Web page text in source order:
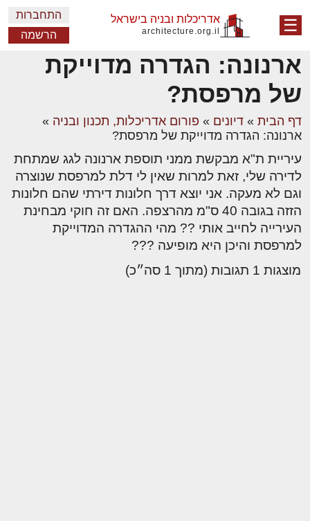
☰ אדריכלות ובניה בישראל
architecture.org.il
התחברות
הרשמה
ארנונה: הגדרה מדוייקת
של מרפסת?
דף הבית » דיונים » פורום אדריכלות, תכנון ובניה »
ארנונה: הגדרה מדוייקת של מרפסת?
עיריית ת"א מבקשת ממני תוספת ארנונה לגג שמתחת
לדירה שלי, זאת למרות שאין לי דלת למרפסת שנוצרה
וגם לא מעקה. אני יוצא דרך חלונות דירתי שהם חלונות
הזזה בגובה 40 ס"מ מהרצפה. האם זה חוקי מבחינת
העירייה לחייב אותי ?? מהי ההגדרה המדוייקת
למרפסת והיכן היא מופיעה ???
מוצגות 1 תגובות (מתוך 1 סה״כ)